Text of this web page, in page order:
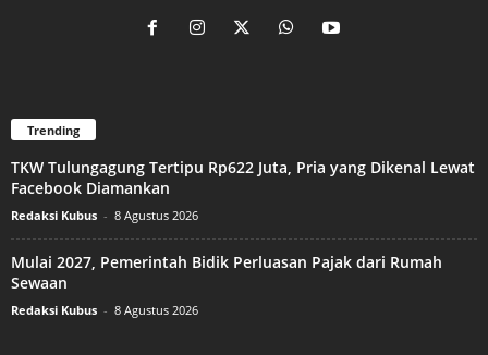
Trending
TKW Tulungagung Tertipu Rp622 Juta, Pria yang Dikenal Lewat
Facebook Diamankan
Redaksi Kubus - 8 Agustus 2026
Mulai 2027, Pemerintah Bidik Perluasan Pajak dari Rumah
Sewaan
Redaksi Kubus - 8 Agustus 2026